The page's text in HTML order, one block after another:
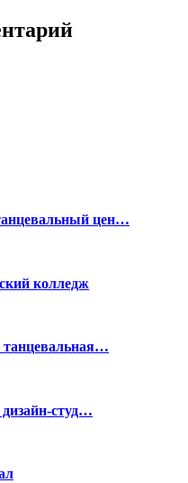
цен…
колледж
студ…